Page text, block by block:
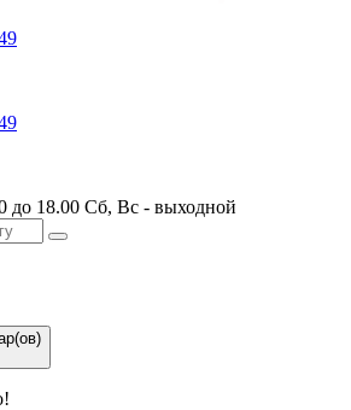
до 18.00 Сб, Вс - выходной